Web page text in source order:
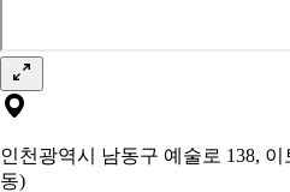
인천광역시 남동구 예술로 138, 이
동)